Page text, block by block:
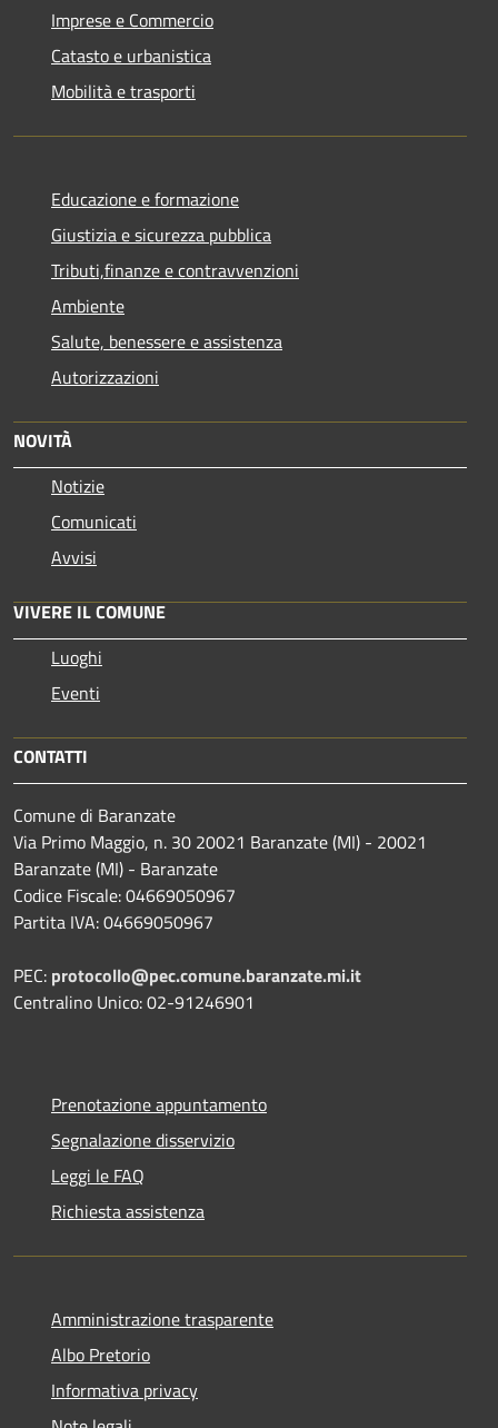
Imprese e Commercio
Catasto e urbanistica
Mobilità e trasporti
Educazione e formazione
Giustizia e sicurezza pubblica
Tributi,finanze e contravvenzioni
Ambiente
Salute, benessere e assistenza
Autorizzazioni
NOVITÀ
Notizie
Comunicati
Avvisi
VIVERE IL COMUNE
Luoghi
Eventi
CONTATTI
Comune di Baranzate
Via Primo Maggio, n. 30 20021 Baranzate (MI) - 20021
Baranzate (MI) - Baranzate
Codice Fiscale: 04669050967
Partita IVA: 04669050967
PEC: protocollo@pec.comune.baranzate.mi.it
Centralino Unico: 02-91246901
Prenotazione appuntamento
Segnalazione disservizio
Leggi le FAQ
Richiesta assistenza
Amministrazione trasparente
Albo Pretorio
Informativa privacy